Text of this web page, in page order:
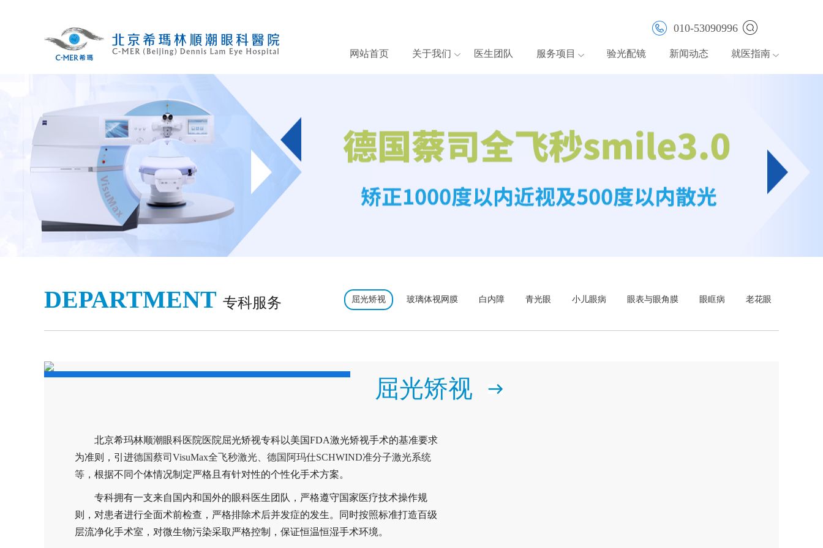
010-53090996
网站首页 关于我们 医生团队 服务项目 验光配镜 新闻动态 就医指南
DEPARTMENT 专科服务 屈光矫视 玻璃体视网膜 白内障 青光眼 小儿眼病 眼表与眼角膜 眼眶病 老花眼
屈光矫视
北京希玛林顺潮眼科医院医院屈光矫视专科以美国FDA激光矫视手术的基准要求
为准则，引进德国蔡司VisuMax全飞秒激光、德国阿玛仕SCHWIND准分子激光系统
等， 根据不同个体情况制定严格且有针对性的个性化手术方案。
专科拥有一支来自国内和国外的眼科医生团队，严格遵守国家医疗技术操作规
则，对患者进行全面术前检查，严格排除术后并发症的发生。同时按照标准打造百级
层流净化手术室，对微生物污染采取严格控制，保证恒温恒湿手术环境。